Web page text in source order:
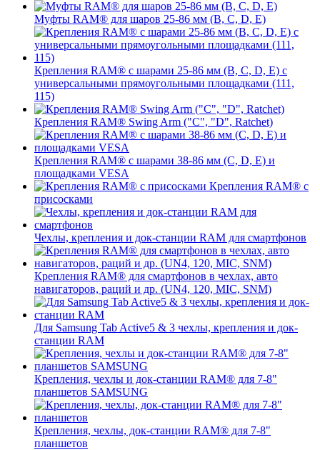
Муфты RAM® для шаров 25-86 мм (B, C, D, E)
Крепления RAM® с шарами 25-86 мм (B, C, D, E) с
универсальными прямоугольными площадками (111,
115)
Крепления RAM® Swing Arm ("C", "D", Ratchet)
Крепления RAM® с шарами 38-86 мм (C, D, E) и
площадками VESA
Крепления RAM® с
присосками
Чехлы, крепления и док-станции RAM для смартфонов
Крепления RAM® для смартфонов в чехлах, авто
навигаторов, раций и др. (UN4, 120, MIC, SNM)
Для Samsung Tab Active5 & 3 чехлы, крепления и док-
станции RAM
Крепления, чехлы и док-станции RAM® для 7-8"
планшетов SAMSUNG
Крепления, чехлы, док-станции RAM® для 7-8"
планшетов